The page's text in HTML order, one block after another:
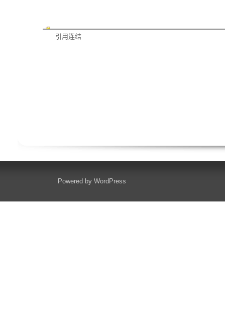
引用连结
Powered by WordPress